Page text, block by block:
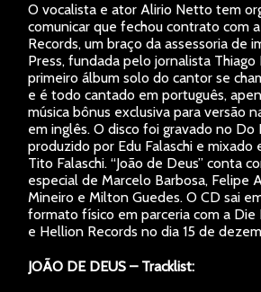
O vocalista e ator Alirio Netto tem
comunicar que fechou contrato com
Records, um braço da assessoria de
Press, fundada pelo jornalista Thiago
primeiro álbum solo do cantor se
e é todo cantado em português,
música bônus exclusiva para versão
em inglês. O disco foi gravado no Do
produzido por Edu Falaschi e mixado
Tito Falaschi. “João de Deus” conta
especial de Marcelo Barbosa, Felipe
Mineiro e Milton Guedes. O CD sai
formato físico em parceria com a Die
e Hellion Records no dia 15 de
JOÃO DE DEUS – Tracklist: